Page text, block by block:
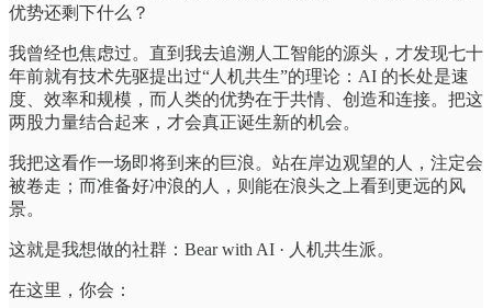
优势还剩下什么？
我曾经也焦虑过。直到我去追溯人工智能的源头，才发现七十
年前就有技术先驱提出过“人机共生”的理论：AI 的长处是速
度、效率和规模，而人类的优势在于共情、创造和连接。把这
两股力量结合起来，才会真正诞生新的机会。
我把这看作一场即将到来的巨浪。站在岸边观望的人，注定会
被卷走；而准备好冲浪的人，则能在浪头之上看到更远的风
景。
这就是我想做的社群：Bear with AI · 人机共生派。
在这里，你会：